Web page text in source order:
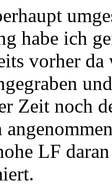
habe ich
vorher
Zeit noch
LF